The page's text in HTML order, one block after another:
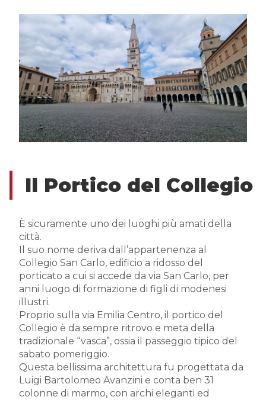
Il Portico del Collegio
È sicuramente uno dei luoghi più amati della
città.
Il suo nome deriva dall’appartenenza al
Collegio San Carlo, edificio a ridosso del
porticato a cui si accede da via San Carlo, per
anni luogo di formazione di figli di modenesi
illustri.
Proprio sulla via Emilia Centro, il portico del
Collegio è da sempre ritrovo e meta della
tradizionale “vasca”, ossia il passeggio tipico del
sabato pomeriggio.
Questa bellissima architettura fu progettata da
Luigi Bartolomeo Avanzini e conta ben 31
colonne di marmo, con archi eleganti ed